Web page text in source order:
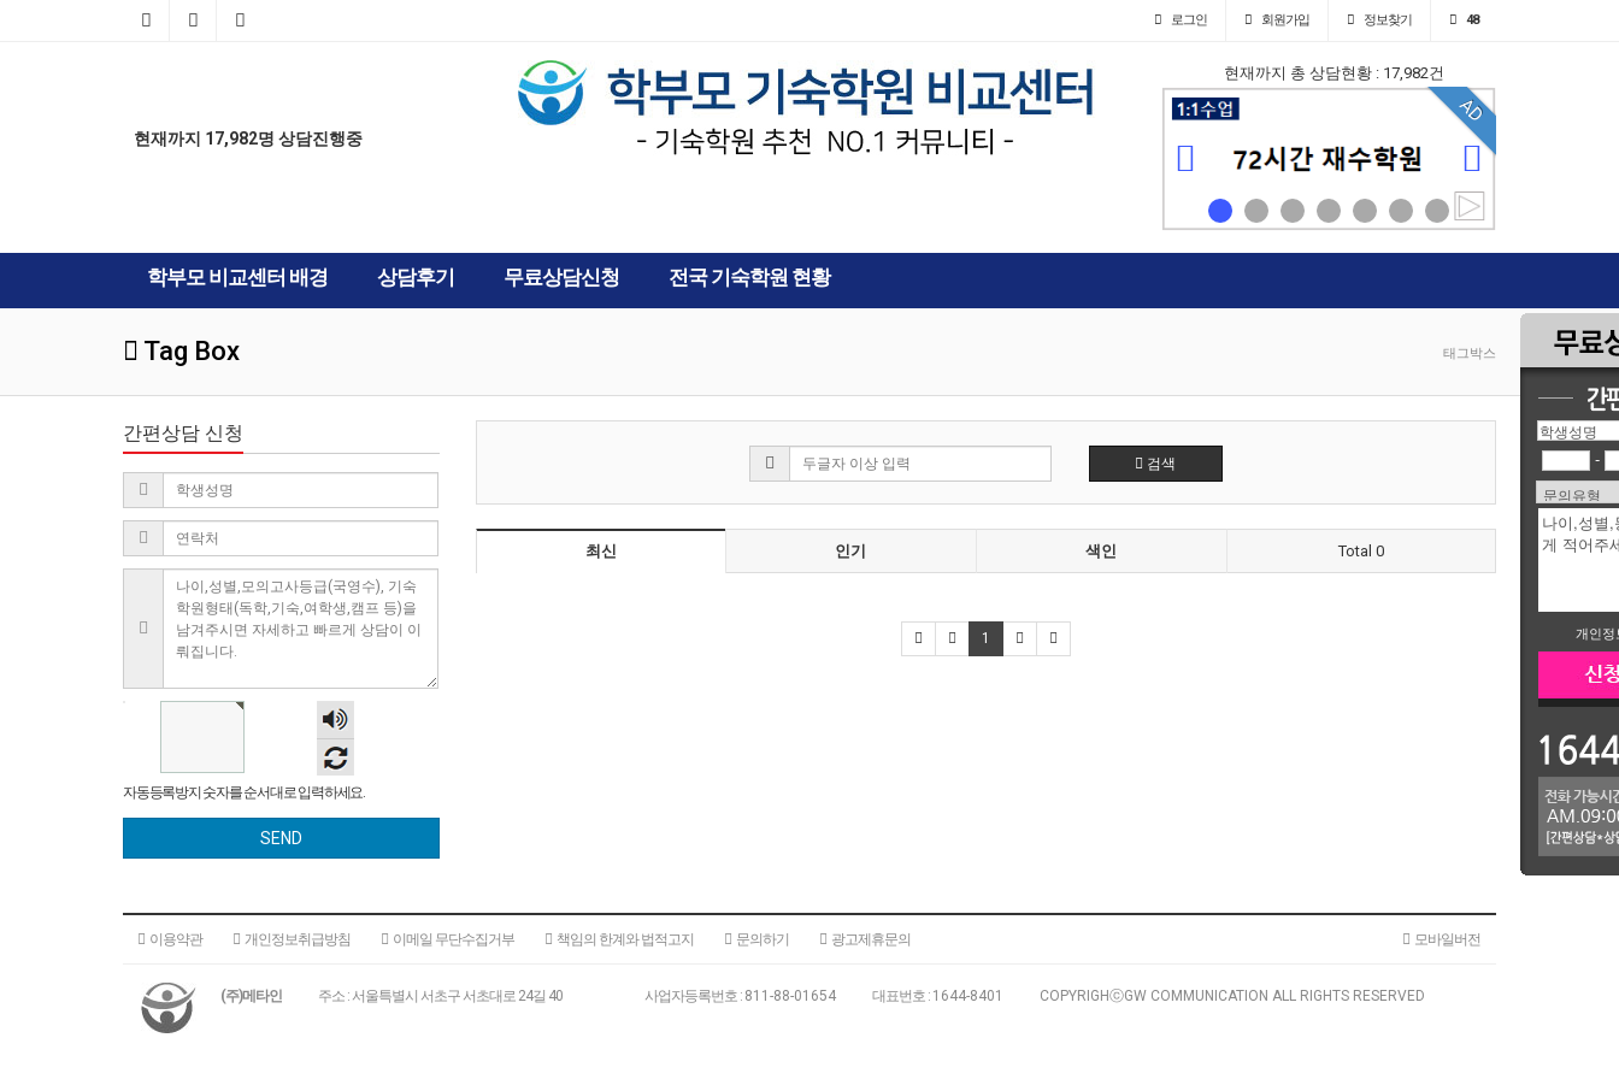
-
개인
로그인 회원가입 정보찾기 48
현재까지 17,982명 상담진행중
현재까지 총 상담현황 : 17,982건
AD AD
학부모 비교센터 배경 상담후기 무료상담신청 전국 기숙학원 현황
Tag Box 태그박스
검색
최신 인기 색인 Total 0
1
간편상담 신청
숫자
듣기
자동등록방지 숫자를 순서대로 입력하세요.
SEND
이용약관 개인정보취급방침 이메일 무단수집거부 책임의 한계와 법적고지 문의하기 광고제휴문의 모바일버전
(주)메타인 주소 : 서울특별시 서초구 서초대로 24길 40 사업자등록번호 : 811-88-01654 대표번호 : 1644-8401 COPYRIGHⓒGW COMMUNICATION ALL RIGHTS RESERVED